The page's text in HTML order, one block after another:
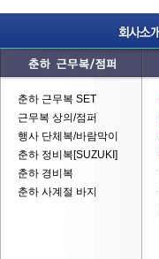
춘하 근무복 SET
근무복 상의/점퍼
행사 단체복/바람막이
춘하 정비복[SUZUKI]
춘하 경비복
춘하 사계절 바지